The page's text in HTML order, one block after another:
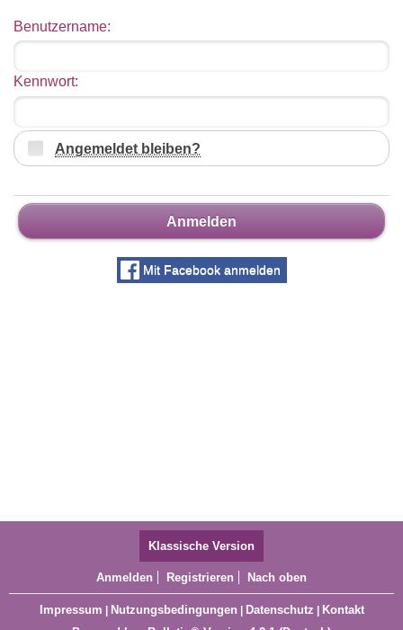
Benutzername:
Kennwort:
Angemeldet bleiben?
Anmelden
Mit Facebook anmelden
Klassische Version
Anmelden Registrieren Nach oben
Impressum Nutzungsbedingungen Datenschutz
Kontakt